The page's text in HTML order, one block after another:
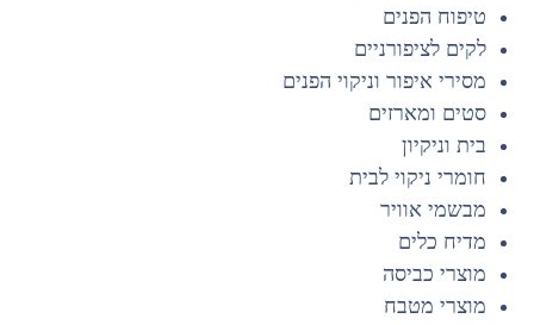
טיפוח הפנים
לקים לציפורניים
מסירי איפור וניקוי הפנים
סטים ומארזים
בית וניקיון
חומרי ניקוי לבית
מבשמי אוויר
מדיח כלים
מוצרי כביסה
מוצרי מטבח